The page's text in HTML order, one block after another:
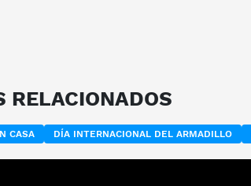
RELACIONADOS
CASA DÍA INTERNACIONAL DEL ARMADILLO